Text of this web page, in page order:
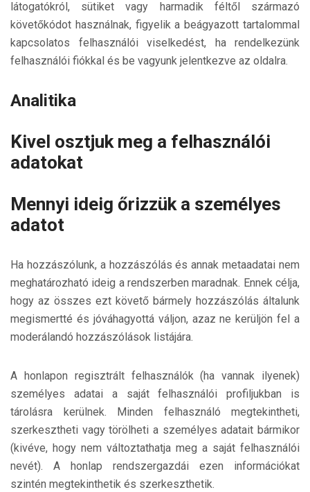
látogatókról, sütiket vagy harmadik féltől származó
követőkódot használnak, figyelik a beágyazott tartalommal
kapcsolatos felhasználói viselkedést, ha rendelkezünk
felhasználói fiókkal és be vagyunk jelentkezve az oldalra.
Analitika
Kivel osztjuk meg a felhasználói
adatokat
Mennyi ideig őrizzük a személyes
adatot
Ha hozzászólunk, a hozzászólás és annak metaadatai nem
meghatározható ideig a rendszerben maradnak. Ennek célja,
hogy az összes ezt követő bármely hozzászólás általunk
megismertté és jóváhagyottá váljon, azaz ne kerüljön fel a
moderálandó hozzászólások listájára.
A honlapon regisztrált felhasználók (ha vannak ilyenek)
személyes adatai a saját felhasználói profiljukban is
tárolásra kerülnek. Minden felhasználó megtekintheti,
szerkesztheti vagy törölheti a személyes adatait bármikor
(kivéve, hogy nem változtathatja meg a saját felhasználói
nevét). A honlap rendszergazdái ezen információkat
szintén megtekinthetik és szerkeszthetik.